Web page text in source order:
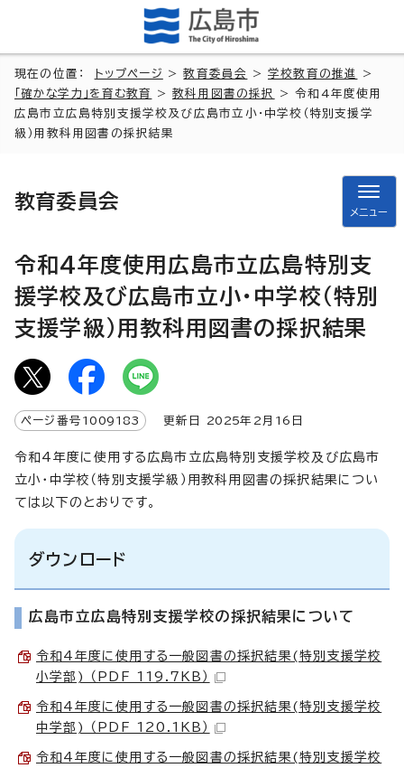
現在の位置： トップページ >教育委員会 >学校教育の推進
>
「確かな学力」を育む教育
>教科用図書の採択
> 令和4年度使用
広島市立広島特別支援学校及び広島市立小・中学校（特別支援学
級）用教科用図書の採択結果
教育委員会
メニュー
令和4年度使用広島市立広島特別支
援学校及び広島市立小・中学校（特別
支援学級）用教科用図書の採択結果
ページ番号 1009183 更新日 2025年2月 16 日
令和4年度に使用する広島市立広島特別支援学校及び広島市
立小・中学校（特別支援学級）用教科用図書の採択結果につい
ては以下のとおりです。
ダウンロード
広島市立広島特別支援学校の採択結果について
令和4年度に使用する一般図書の採択結果(特別支援学校
小学部) （PDF 119.7KB）
令和4年度に使用する一般図書の採択結果(特別支援学校
中学部) （PDF 120.1KB）
令和4年度に使用する一般図書の採択結果(特別支援学校